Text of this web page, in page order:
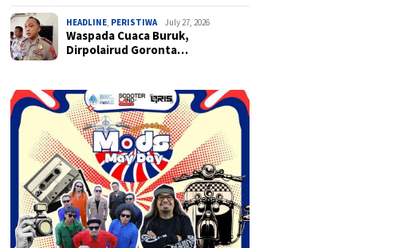
HEADLINE, PERISTIWA July 27, 2026
Waspada Cuaca Buruk,
Dirpolairud Goronta…